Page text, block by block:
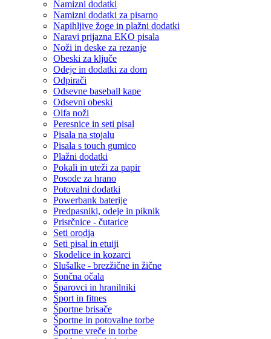
Namizni dodatki
Namizni dodatki za pisarno
Napihljive žoge in plažni dodatki
Naravi prijazna EKO pisala
Noži in deske za rezanje
Obeski za ključe
Odeje in dodatki za dom
Odpirači
Odsevne baseball kape
Odsevni obeski
Olfa noži
Peresnice in seti pisal
Pisala na stojalu
Pisala s touch gumico
Plažni dodatki
Pokali in uteži za papir
Posode za hrano
Potovalni dodatki
Powerbank baterije
Predpasniki, odeje in piknik
Prisrčnice - čutarice
Seti orodja
Seti pisal in etuiji
Skodelice in kozarci
Slušalke - brezžične in žične
Sončna očala
Šparovci in hranilniki
Šport in fitnes
Športne brisače
Športne in potovalne torbe
Športne vreče in torbe